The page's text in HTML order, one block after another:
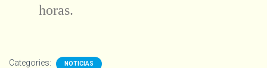
horas.
Categories: NOTICIAS